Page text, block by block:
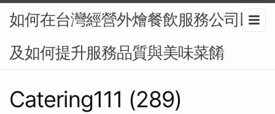
如何在台灣經營外燴餐飲服務公司以
及如何提升服務品質與美味菜餚
Catering111 (289)